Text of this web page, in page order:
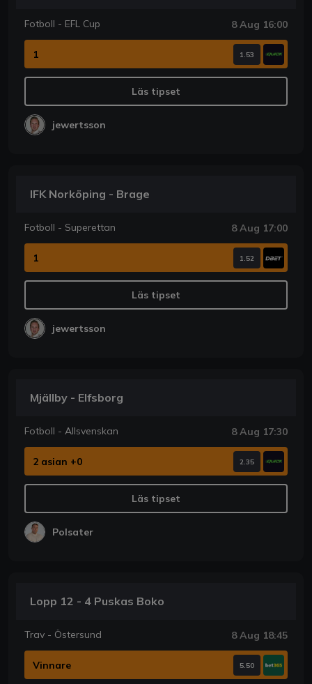
Fotboll - EFL Cup 8 Aug 16:00
1 1.53
Läs tipset
jewertsson
IFK Norköping - Brage
Fotboll - Superettan 8 Aug 17:00
1 1.52
Läs tipset
jewertsson
Mjällby - Elfsborg
Fotboll - Allsvenskan 8 Aug 17:30
2 asian +0 2.35
Läs tipset
Polsater
Lopp 12 - 4 Puskas Boko
Trav - Östersund 8 Aug 18:45
Vinnare 5.50